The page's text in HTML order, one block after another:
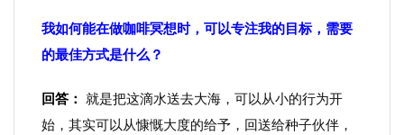
我如何能在做咖啡冥想时，可以专注我的目标，需要
的最佳方式是什么？
回答： 就是把这滴水送去大海，可以从小的行为开
始，其实可以从慷慨大度的给予，回送给种子伙伴，